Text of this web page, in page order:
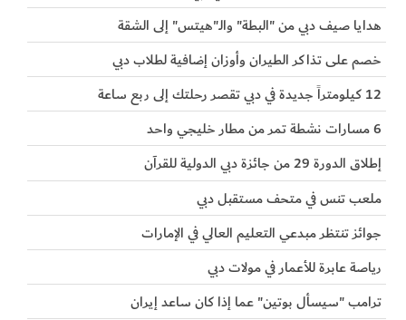
هدايا صيف دبي من "البطة" والـ"هيتس" إلى الشقة
خصم على تذاكر الطيران وأوزان إضافية لطلاب دبي
12 كيلومتراً جديدة في دبي تقصر رحلتك إلى ربع ساعة
6 مسارات نشطة تمر من مطار خليجي واحد
إطلاق الدورة 29 من جائزة دبي الدولية للقرآن
ملعب تنس في متحف مستقبل دبي
جوائز تنتظر مبدعي التعليم العالي في الإمارات
رياصة عابرة للأعمار في مولات دبي
ترامب "سيسأل بوتين" عما إذا كان ساعد إيران